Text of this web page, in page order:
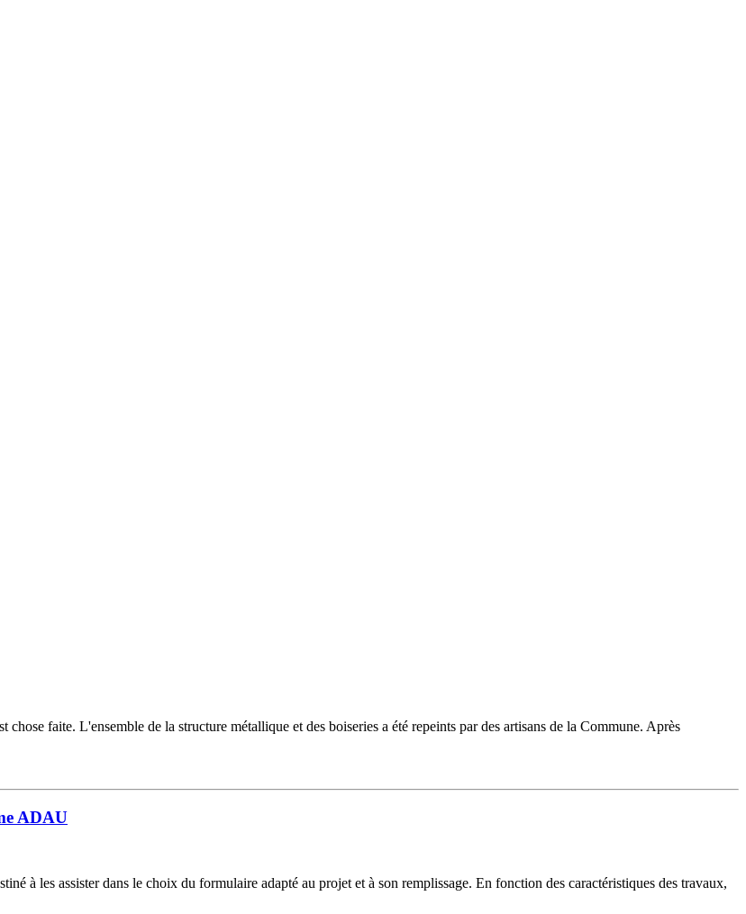
faite. L'ensemble de la structure métallique et des boiseries a été repeints par des artisans de la Commune. Après
ADAU
à les assister dans le choix du formulaire adapté au projet et à son remplissage. En fonction des caractéristiques des travaux,